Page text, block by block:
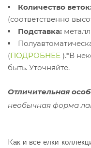
Количество
(соответственно
Подставка: металл
(ПОДРОБНЕЕ ).*В
быть. Уточняйте.
Отличительная
необычная форма
Как и все елки